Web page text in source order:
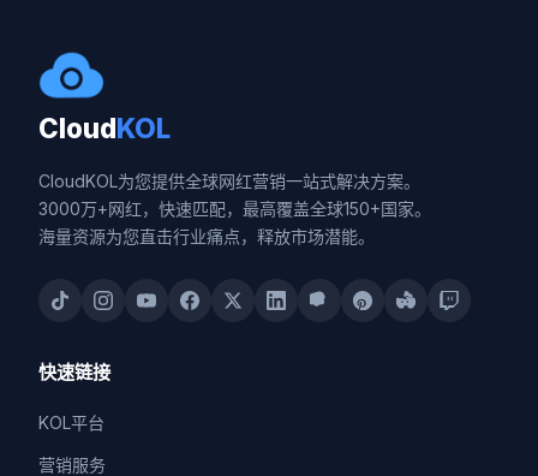
CloudKOL
CloudKOL为您提供全球网红营销一站式解决方案。
3000万+网红，快速匹配，最高覆盖全球150+国家。
海量资源为您直击行业痛点，释放市场潜能。
快速链接
KOL平台
营销服务